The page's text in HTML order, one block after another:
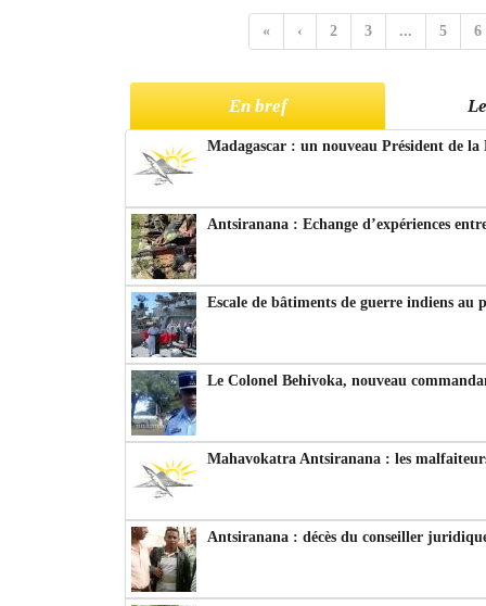
« ‹ 2 3 ... 5 6
En bref
Madagascar : un nouveau Président de
Antsiranana : Echange d’expériences
Escale de bâtiments de guerre indiens au
Le Colonel Behivoka, nouveau
Mahavokatra Antsiranana : les
Antsiranana : décès du conseiller